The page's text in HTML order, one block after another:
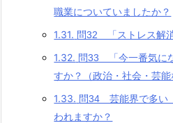
職業についていましたか？
1.31. 問32 「ストレス解
1.32. 問33 「今一番気に
すか？（政治・社会・芸能
1.33. 問34 芸能界で多い
われますか？